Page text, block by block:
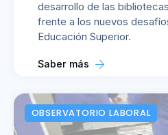
desarrollo de las
frente a los nuevos
Educación Superior.
Saber más
OBSERVATORIO LABORAL